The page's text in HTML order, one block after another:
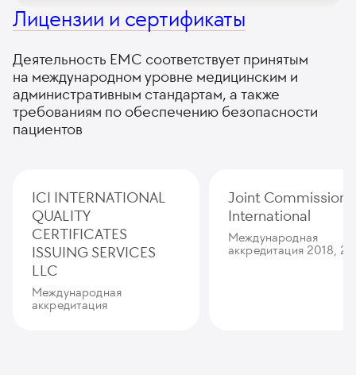
Лицензии и сертификаты
Деятельность ЕМС соответствует принятым
на международном уровне медицинским и
административным стандартам, а также
требованиям по обеспечению безопасности
пациентов
ICI INTERNATIONAL
QUALITY
CERTIFICATES
ISSUING SERVICES
LLC
Международная
аккредитация
Joint Commission
International
Международная
аккредитация 2018,